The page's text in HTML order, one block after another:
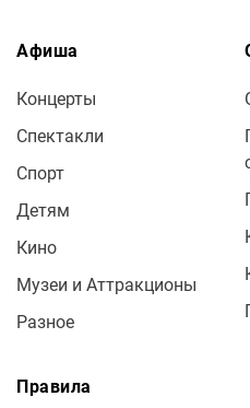
Афиша
Концерты
Спектакли
Спорт
Детям
Кино
Музеи и Аттракционы
Разное
Правила